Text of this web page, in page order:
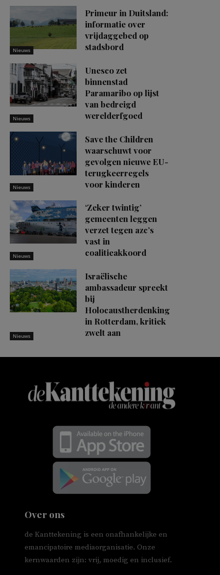
Nieuws
Primeur in Duitsland:
informatie over
vrijdaggebed op
stadsbord
Nieuws
Unesco zet
binnenstad
Paramaribo op lijst
van bedreigd
werelderfgoed
Nieuws
Save the Children
waarschuwt voor
gevolgen nieuwe EU-
terugkeerregels
voor kinderen
Nieuws
‘Zeker twintig’
gemeenten leggen
verzet tegen azc’s
vast in
coalitieakkoord
Nieuws
Israëlische
ambassadeur spreekt
bij
Holocaustherdenking
in Rotterdam, kritiek
zwelt aan
Over ons
de Kanttekening is een onafhankelijke en
emancipatoire mediaorganisatie. Onze
kernwaarden zijn: vrij, moedig en inclusief.